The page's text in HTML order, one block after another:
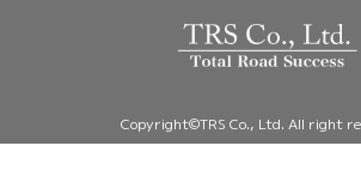
Copyright©TRS Co., Ltd. All right